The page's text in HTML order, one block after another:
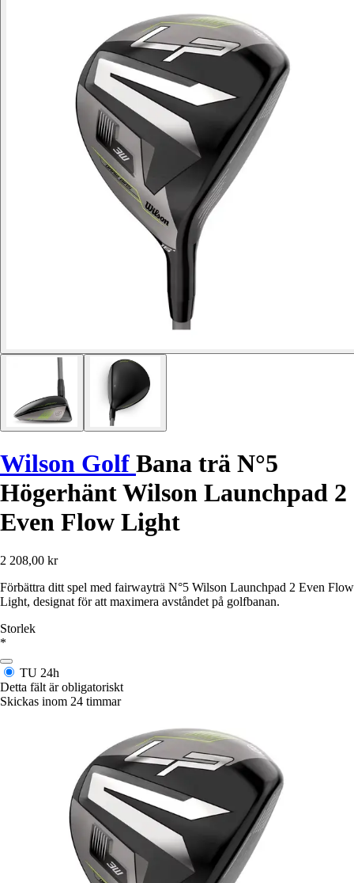
Wilson Golf Bana trä N°5
Högerhänt Wilson Launchpad 2
Even Flow Light
2 208,00 kr
Förbättra ditt spel med fairwayträ N°5 Wilson Launchpad 2 Even Flow
Light, designat för att maximera avståndet på golfbanan.
Storlek
*
TU 24h
Detta fält är obligatoriskt
Skickas inom 24 timmar